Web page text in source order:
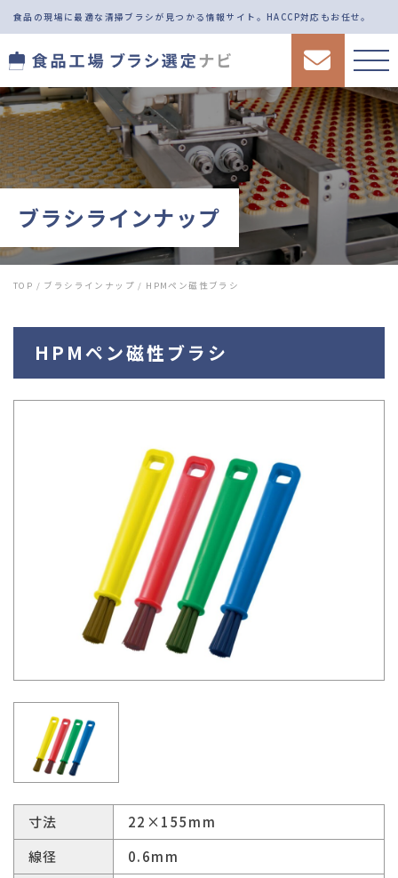
食品の現場に最適な清掃ブラシが見つかる情報サイト。 HACCP対応もお任せ。
ブラシラインナップ
TOP / ブラシラインナップ / HPMペン磁性ブラシ
HPMペン磁性ブラシ
寸法
22×155mm
線径
0.6mm